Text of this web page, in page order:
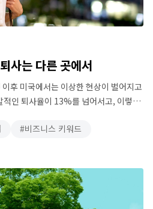
비즈니스 키워드
사는 다른 곳에서
미국에서는 이상한 현상이 벌어지고
인 퇴사율이 13%를 넘어서고, 이렇게
으로 회사를 떠나는, 이례적인 현상을
(Great Recession) 정도에나 붙이던